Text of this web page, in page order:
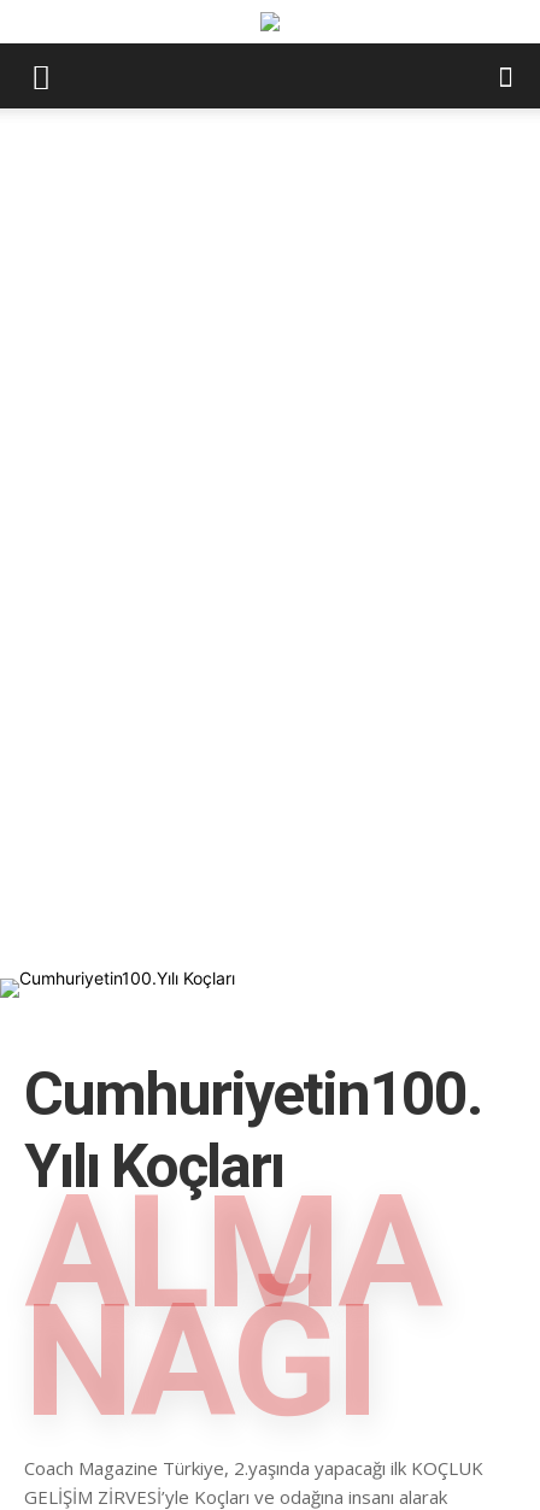
Cumhuriyetin100.
Yılı Koçları
ALMA
NAĞI
Coach Magazine Türkiye, 2.yaşında yapacağı ilk KOÇLUK
GELİŞİM ZİRVESİ’yle Koçları ve odağına insanı alarak